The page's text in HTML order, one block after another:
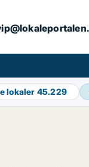
lokaler 45.229